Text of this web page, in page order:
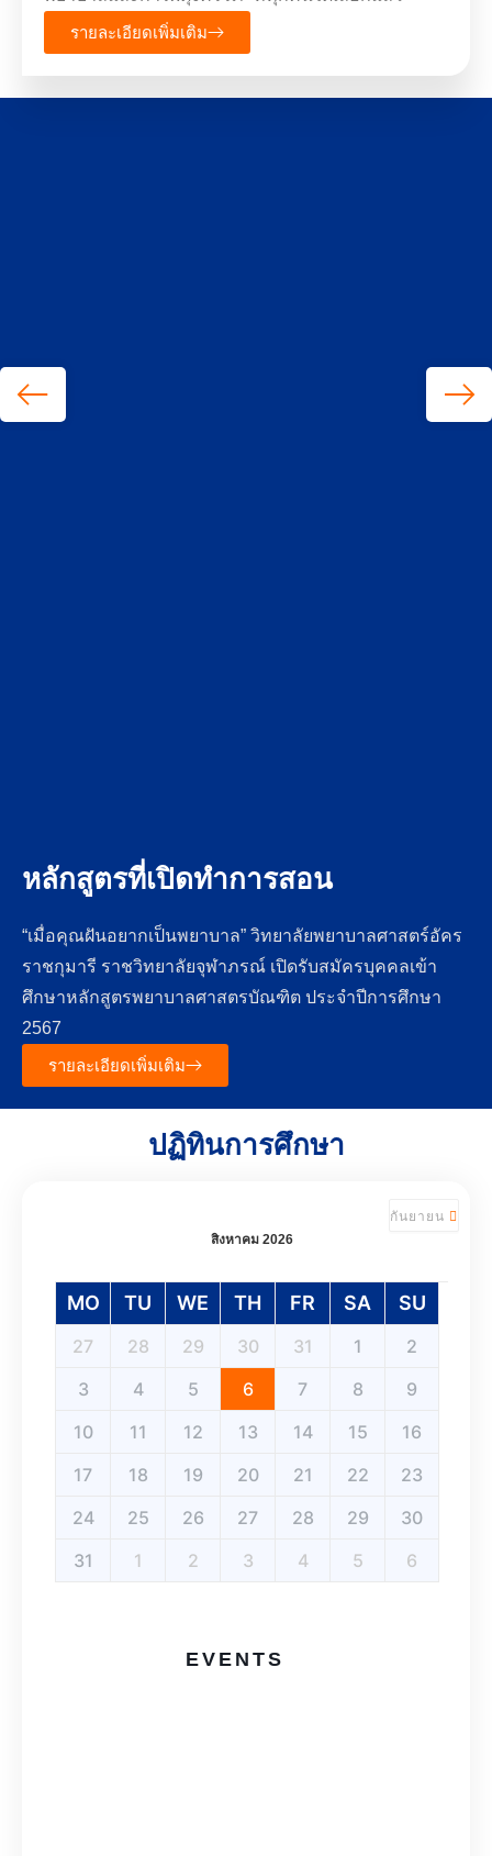
รายละเอียดเพิ่มเติม
หลักสูตรที่เปิดทำการสอน
“เมื่อคุณฝันอยากเป็นพยาบาล” วิทยาลัยพยาบาลศาสตร์อัคร
ราชกุมารี ราชวิทยาลัยจุฬาภรณ์ เปิดรับสมัครบุคคลเข้า
ศึกษาหลักสูตรพยาบาลศาสตรบัณฑิต ประจำปีการศึกษา
2567
รายละเอียดเพิ่มเติม
ปฏิทินการศึกษา
สิงหาคม 2026
กันยายน
MO TU WE TH FR SA SU
27 28 29 30 31 1
2
3
4 5 6 7 8
9
10
11 12 13 14 15
16
17
18 19 20 21 22
23
24
25 26 27 28 29
30
31
1 2 3 4 5 6
EVENTS